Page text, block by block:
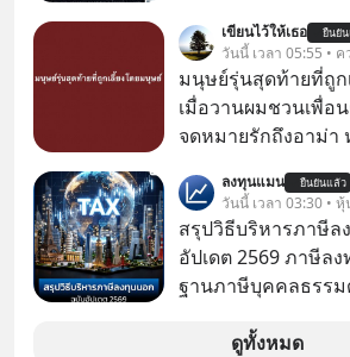
เขียนไว้ให้เธอ ยืนยั
วันนี้ เวลา 05:55 •
มนุษย์รุ่นสุดท้ายที่ถูก
เมื่อวานผมชวนเพื่อ
จดหมายรักถึงอาม่า หนังแต้จิ๋วที่กำลัง
ป๊าผมเห็นโปสเตอร์ห
เดือนก่อนและอยากดูมาก ด้วยเ
อากงก็มาจากเมืองจี
มีเรื่องราวมีความผู
ลงทุนแมน ยืนยันแล้ว
วันนี้ เวลา 03:30 •
สรุปวิธีบริหารภาษี
อัปเดต 2569 ภาษีล
ฐานภาษีบุคคลธรร
ดูทั้งหมด